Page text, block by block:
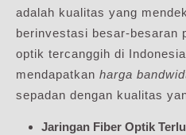
adalah kualitas yang
berinvestasi besar-besaran
optik tercanggih di
mendapatkan harga
sepadan dengan kualitas
Jaringan Fiber Optik